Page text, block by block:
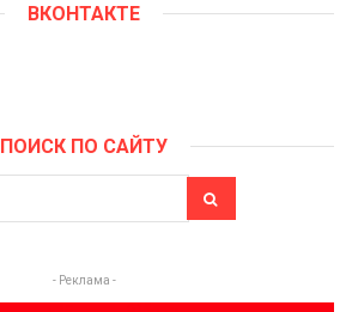
ВКОНТАКТЕ
ПОИСК ПО САЙТУ
- Реклама -